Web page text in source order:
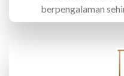
berpengalaman